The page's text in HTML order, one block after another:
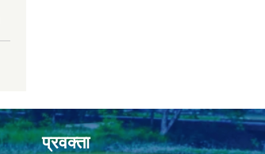
प्रवक्ता